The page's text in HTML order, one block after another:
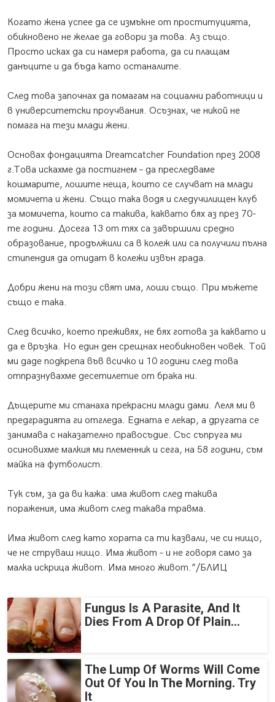
Когато жена успее да се измъкне от проституцията,
обикновено не желае да говори за това. Аз също.
Просто исках да си намеря работа, да си плащам
данъците и да бъда като останалите.
След това започнах да помагам на социални работници и
в университетски проучвания. Осъзнах, че никой не
помага на тези млади жени.
Основах фондацията Dreamcatcher Foundation през 2008
г.Това искахме да постигнем – да преследваме
кошмарите, лошите неща, които се случват на млади
момичета и жени. Също така водя и следучилищен клуб
за момичета, които са такива, каквато бях аз през 70-
те години. Досега 13 от тях са завършили средно
образование, продължили са в колеж или са получили пълна
стипендия да отидат в колежи извън града.
Добри жени на този свят има, лоши също. При мъжете
също е така.
След всичко, което преживях, не бях готова за каквато и
да е връзка. Но един ден срещнах необикновен човек. Той
ми даде подкрепа във всичко и 10 години след това
отпразнувахме десетилетие от брака ни.
Дъщерите ми станаха прекрасни млади дами. Леля ми в
предградията ги отгледа. Едната е лекар, а другата се
занимава с наказателно правосъдие. Със съпруга ми
осиновихме малкия ми племенник и сега, на 58 години, съм
майка на футболист.
Тук съм, за да ви кажа: има живот след такива
поражения, има живот след такава травма.
Има живот след като хората са ти казвали, че си нищо,
че не струваш нищо. Има живот – и не говоря само за
малка искрица живот. Има много живот.”/БЛИЦ
Fungus Is A Parasite, And It
Dies From A Drop Of Plain...
The Lump Of Worms Will Come
Out Of You In The Morning. Try
It